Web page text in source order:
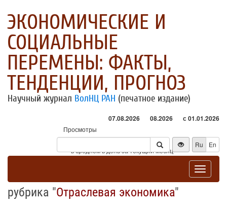
ЭКОНОМИЧЕСКИЕ И
СОЦИАЛЬНЫЕ
ПЕРЕМЕНЫ: ФАКТЫ,
ТЕНДЕНЦИИ, ПРОГНОЗ
Научный журнал ВолНЦ РАН (печатное издание)
07.08.2026 08.2026 с 01.01.2026
Просмотры
Посетители
* - в среднем в день за текущий месяц
Ru En
Toggle
рубрика "Отраслевая экономика"